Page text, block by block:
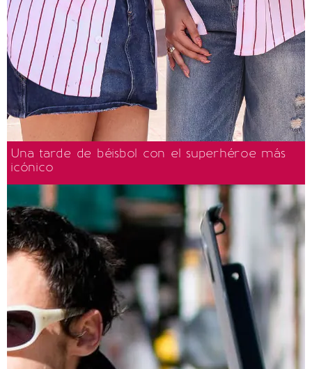
Una tarde de béisbol con el superhéroe más
icónico